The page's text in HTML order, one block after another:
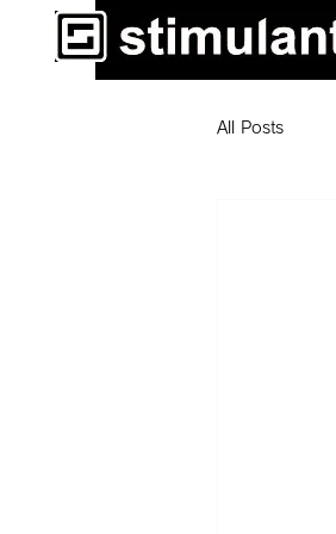
All Posts